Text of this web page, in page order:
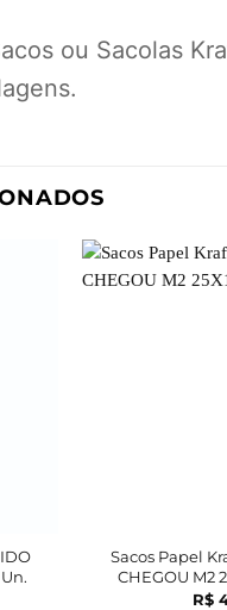
ou Sacolas
Sacos Papel
CHEGOU M2
R$